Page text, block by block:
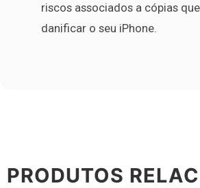
riscos associados a cópias
danificar o seu iPhone.
PRODUTOS